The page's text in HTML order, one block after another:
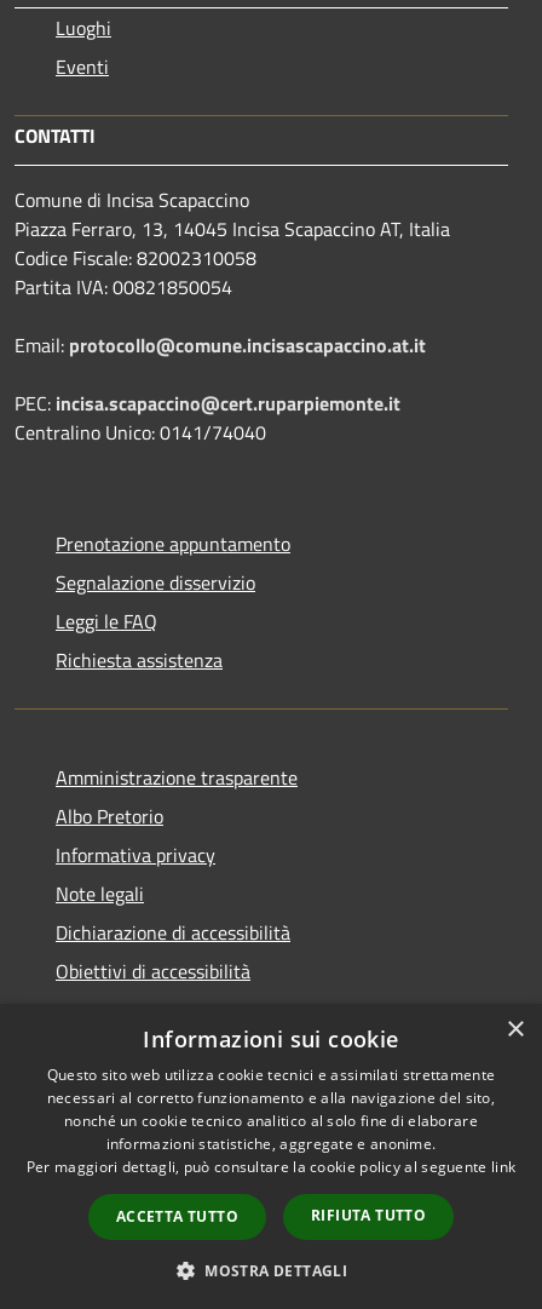
Luoghi
Eventi
CONTATTI
Comune di Incisa Scapaccino
Piazza Ferraro, 13, 14045 Incisa Scapaccino AT, Italia
Codice Fiscale: 82002310058
Partita IVA: 00821850054
Email: protocollo@comune.incisascapaccino.at.it
PEC: incisa.scapaccino@cert.ruparpiemonte.it
Centralino Unico: 0141/74040
Prenotazione appuntamento
Segnalazione disservizio
Leggi le FAQ
Richiesta assistenza
Amministrazione trasparente
Albo Pretorio
Informativa privacy
Note legali
Dichiarazione di accessibilità
Obiettivi di accessibilità
RSS
Accessibilità
Cookie
Mappa del sito
Comune convenzionato
Astigov
Progetto|Convenzione|
Adesioni
•Accesso redazione
×
Informazioni sui cookie
Questo sito web utilizza cookie tecnici e assimilati strettamente
necessari al corretto funzionamento e alla navigazione del sito,
nonché un cookie tecnico analitico al solo fine di elaborare
informazioni statistiche, aggregate e anonime.
Per maggiori dettagli, può consultare la cookie policy al seguente link
ACCETTA TUTTO RIFIUTA TUTTO
MOSTRA DETTAGLI